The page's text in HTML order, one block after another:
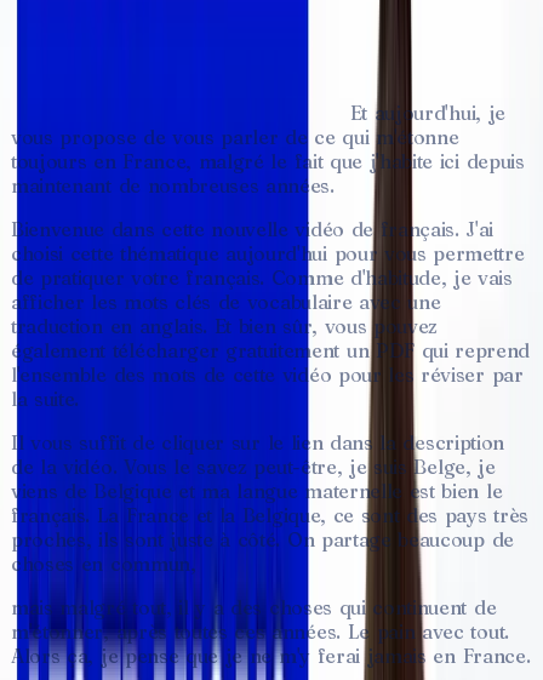
huit
Et aujourd'hui, je
vous propose de vous parler de ce qui m'étonne
toujours en France, malgré le fait que j'habite ici depuis
maintenant de nombreuses années.
Bienvenue dans cette nouvelle vidéo de français. J'ai
choisi cette thématique aujourd'hui pour vous permettre
de pratiquer votre français. Comme d'habitude, je vais
afficher les mots clés de vocabulaire avec une
traduction en anglais. Et bien sûr, vous pouvez
également télécharger gratuitement un PDF qui reprend
l'ensemble des mots de cette vidéo pour les réviser par
la suite.
Il vous suffit de cliquer sur le lien dans la description
de la vidéo. Vous le savez peut-être, je suis Belge, je
viens de Belgique et ma langue maternelle est bien le
français. La France et la Belgique, ce sont des pays très
proches, ils sont juste à côté. On partage beaucoup de
choses en commun,
mais malgré tout, il y a des choses qui continuent de
m'étonner, après toutes ces années. Le pain avec tout.
Alors ça, je pense que je ne m'y ferai jamais en France.